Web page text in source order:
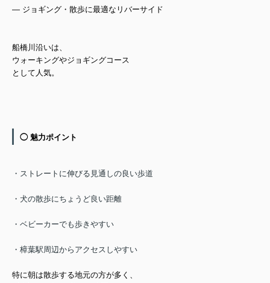
— ジョギング・散歩に最適なリバーサイド
船橋川沿いは、
ウォーキングやジョギングコース
として人気。
◯ 魅力ポイント
・ストレートに伸びる見通しの良い歩道
・犬の散歩にちょうど良い距離
・ベビーカーでも歩きやすい
・樟葉駅周辺からアクセスしやすい
特に朝は散歩する地元の方が多く、